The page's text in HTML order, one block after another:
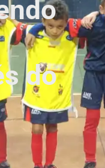
do